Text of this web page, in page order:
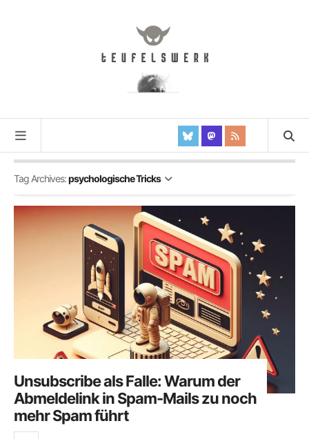
Tag Archives:psychologische Tricks
Unsubscribe als Falle: Warum der
Abmeldelink in Spam-Mails zu noch
mehr Spam führt